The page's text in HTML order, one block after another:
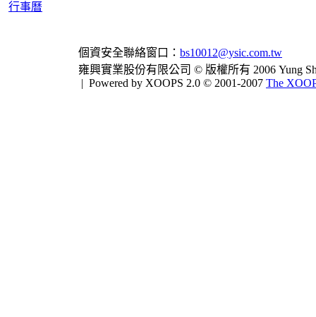
行事曆
個資安全聯絡窗口： bs10012@ysic.com.tw
雍興實業股份有限公司 © 版權所有 2006 Yung
| Powered by XOOPS 2.0 © 2001-2007 The